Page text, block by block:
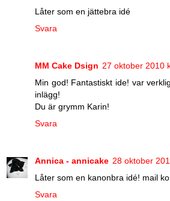
Låter som en jättebra idé
Svara
MM Cake Dsign 27 oktober 2010
Min god! Fantastiskt ide! var
inlägg!
Du är grymm Karin!
Svara
Annica - annicake 28 oktober
Låter som en kanonbra idé! mail
Svara